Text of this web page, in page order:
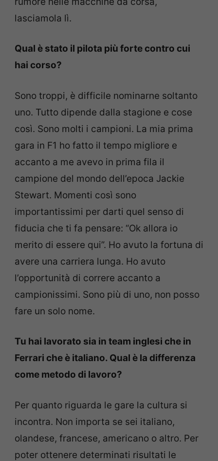
lasciamola lì.
Qual è stato il pilota più forte contro cui
hai corso?
Sono troppi, è difficile nominarne soltanto
uno. Tutto dipende dalla stagione e cose
così. Sono molti i campioni. La mia prima
gara in F1 ho fatto il tempo migliore e
accanto a me avevo in prima fila il
campione del mondo dell’epoca Jackie
Stewart. Momenti così sono
importantissimi per darti quel senso di
fiducia che ti fa pensare: “Ok allora io
merito di essere qui”. Ho avuto la fortuna di
avere una carriera lunga. Ho avuto
l’opportunità di correre accanto a
campionissimi. Sono più di uno, non posso
fare un solo nome.
Tu hai lavorato sia in team inglesi che in
Ferrari che è italiano. Qual è la differenza
come metodo di lavoro?
Per quanto riguarda le gare la cultura si
incontra. Non importa se sei italiano,
olandese, francese, americano o altro. Per
poter ottenere determinati risultati le